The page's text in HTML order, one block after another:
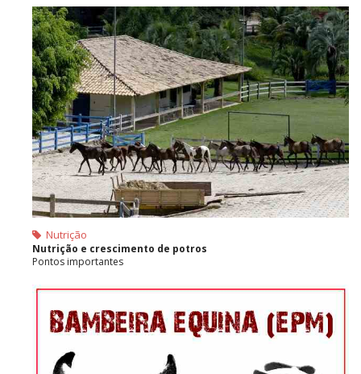
Nutrição
Nutrição e crescimento de potros
Pontos importantes